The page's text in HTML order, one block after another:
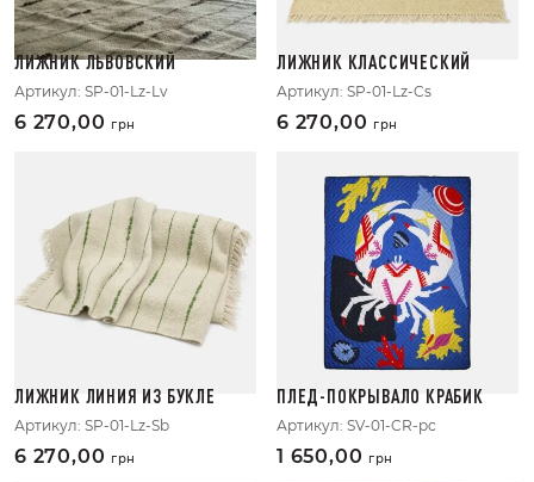
ЛИЖНИК ЛЬВОВСКИЙ
Артикул: SP-01-Lz-Lv
6 270,00 грн
ЛИЖНИК КЛАССИЧЕСКИЙ
Артикул: SP-01-Lz-Cs
6 270,00 грн
ЛИЖНИК ЛИНИЯ ИЗ БУКЛЕ
Артикул: SP-01-Lz-Sb
6 270,00 грн
ПЛЕД-ПОКРЫВАЛО КРАБИК
Артикул: SV-01-CR-pc
1 650,00 грн